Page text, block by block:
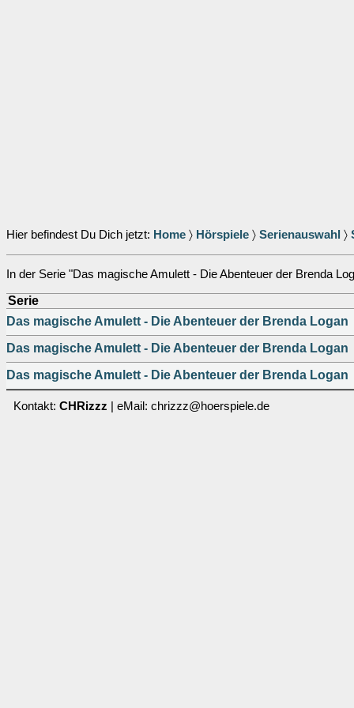
Hier befindest Du Dich jetzt: Home 〉 Hörspiele 〉 Serienauswahl 〉
In der Serie "Das magische Amulett - Die Abenteuer der Brenda
Serie
Das magische Amulett - Die Abenteuer der Brenda Logan
Das magische Amulett - Die Abenteuer der Brenda Logan
Das magische Amulett - Die Abenteuer der Brenda Logan
Kontakt: CHRizzz | eMail: chrizzz@hoerspiele.de